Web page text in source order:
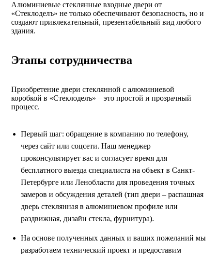
Алюминиевые стеклянные входные двери от
«Стеклоделъ» не только обеспечивают безопасность, но и
создают привлекательный, презентабельный вид любого
здания.
Этапы сотрудничества
Приобретение двери стеклянной с алюминиевой
коробкой в «Стеклоделъ» – это простой и прозрачный
процесс.
Первый шаг: обращение в компанию по телефону,
через сайт или соцсети. Наш менеджер
проконсультирует вас и согласует время для
бесплатного выезда специалиста на объект в Санкт-
Петербурге или Ленобласти для проведения точных
замеров и обсуждения деталей (тип двери – распашная
дверь стеклянная в алюминиевом профиле или
раздвижная, дизайн стекла, фурнитура).
На основе полученных данных и ваших пожеланий мы
разработаем технический проект и предоставим